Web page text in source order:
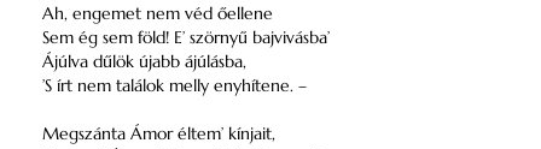
Ah, engemet nem véd őellene
Sem ég sem föld! E’ szörnyű bajvivásba’
Ájúlva dűlök újabb ájúlásba,
’S írt nem találok melly enyhítene. –
Megszánta Ámor éltem’ kínjait,